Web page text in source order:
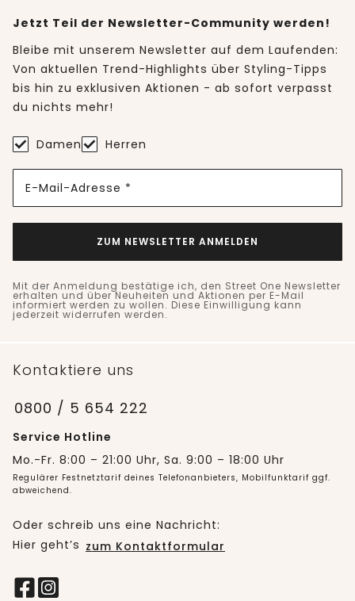
Jetzt Teil der Newsletter-Community werden!
Bleibe mit unserem Newsletter auf dem Laufenden:
Von aktuellen Trend-Highlights über Styling-Tipps
bis hin zu exklusiven Aktionen - ab sofort verpasst
du nichts mehr!
Damen Herren
E-Mail-Adresse *
ZUM NEWSLETTER ANMELDEN
Mit der Anmeldung bestätige ich, den Street One Newsletter
erhalten und über Neuheiten und Aktionen per E-Mail
informiert werden zu wollen. Diese Einwilligung kann
jederzeit widerrufen werden.
Kontaktiere uns
0800 / 5 654 222
Service Hotline
Mo.-Fr. 8:00 – 21:00 Uhr, Sa. 9:00 – 18:00 Uhr
Regulärer Festnetztarif deines Telefonanbieters, Mobilfunktarif ggf.
abweichend.
Oder schreib uns eine Nachricht:
Hier geht’s zum Kontaktformular